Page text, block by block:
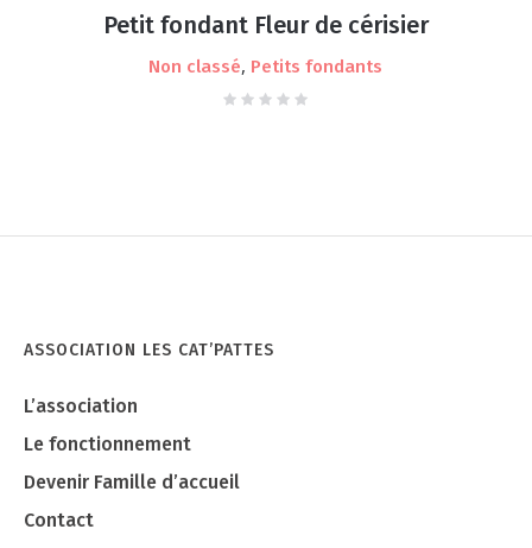
Petit fondant Fleur de cérisier
Non classé, Petits fondants
ASSOCIATION LES CAT’PATTES
L’association
Le fonctionnement
Devenir Famille d’accueil
Contact